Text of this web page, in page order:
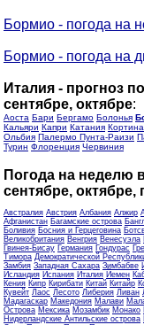
Бормио - погода на
Бормио - погода на
Италия - прогноз
сентябре, октябре:
Аоста Бари Бергамо Болонья
Кальяри Капри Катания
Ольбия Палермо Пунта-Раизи
Турин Флоренция Червиния
Погода на неделю
сентябре, октябре,
Австралия Австрия Албания Алжир
Афганистан Багамские острова
Боливия Босния и Герцеговина
Великобритания Венгрия Венесуэла
Гвинея-Бисау Германия Гондурас
Тимора Демократической
Замбия Западная Сахара Зимбабве
Исландия Испания Италия Йемен
Кения Кипр Кирибати Китай Китайр
Кувейт Лаос Лесото Либерия Ливан
Мадагаскар Македония Малави
Острова Мексика Мозамбик Монако
Нидерландские Антильские острова